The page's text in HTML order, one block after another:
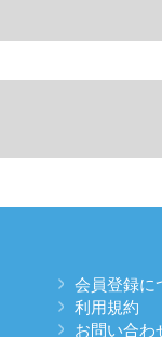
会員登録に
利用規約
お問い合わ